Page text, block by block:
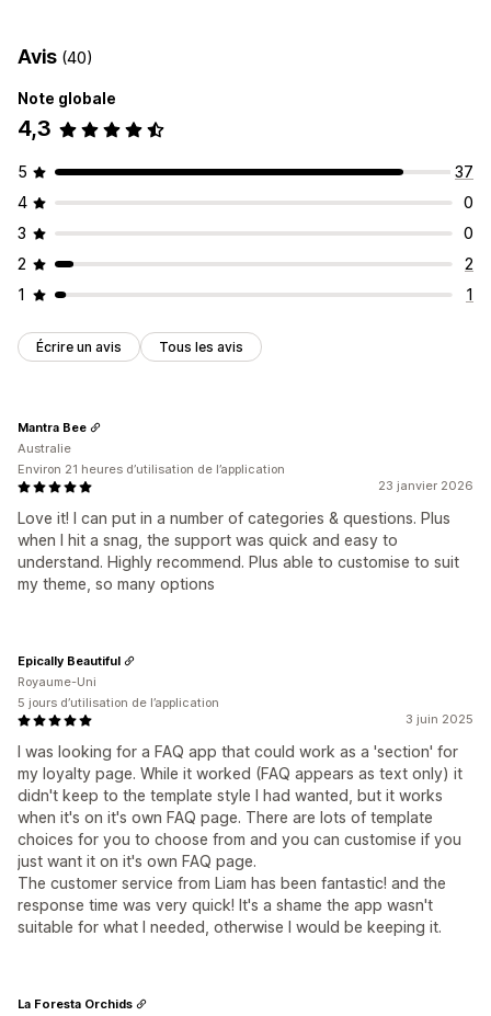
Référencement naturel (SEO)
Options d’affichage
Accordions
Onglets
Page de produit
Avis (40)
Note globale
4,3
5
37
4
0
3
0
2
2
1
1
Écrire un avis Tous les avis
23 janvier 2026
Love it! I can put in a number of categories & questions. Plus
when I hit a snag, the support was quick and easy to
understand. Highly recommend. Plus able to customise to suit
my theme, so many options
Mantra Bee
Australie
Environ 21 heures d’utilisation de l’application
3 juin 2025
I was looking for a FAQ app that could work as a 'section' for
my loyalty page. While it worked (FAQ appears as text only) it
didn't keep to the template style I had wanted, but it works
when it's on it's own FAQ page. There are lots of template
choices for you to choose from and you can customise if you
just want it on it's own FAQ page.
The customer service from Liam has been fantastic! and the
response time was very quick! It's a shame the app wasn't
suitable for what I needed, otherwise I would be keeping it.
Epically Beautiful
Royaume-Uni
5 jours d’utilisation de l’application
La Foresta Orchids